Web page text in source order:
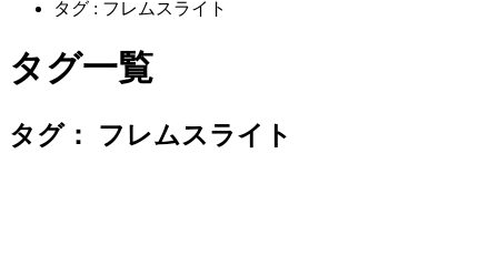
タグ : フレムスライト
タグ一覧
タグ： フレムスライト